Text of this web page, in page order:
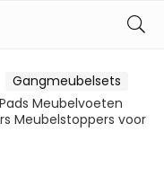
Gangmeubelsets
Meubelvoeten
Meubelstoppers voor